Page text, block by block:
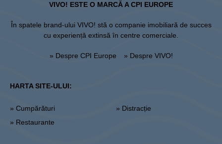
VIVO! ESTE O MARCĂ A CPI EUROPE
În spatele brand-ului VIVO! stă o companie imobiliară de succes
cu experiență extinsă în centre comerciale.
» Despre CPI Europe » Despre VIVO!
HARTA SITE-ULUI:
» Cumpărături
» Restaurante
» Distracție